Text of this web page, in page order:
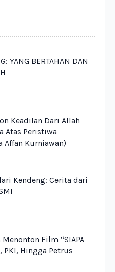
YANG BERTAHAN DAN
Keadilan Dari Allah
Atas Peristiwa
Affan Kurniawan)
Kendeng: Cerita dari
Film “SIAPA
PKI, Hingga Petrus